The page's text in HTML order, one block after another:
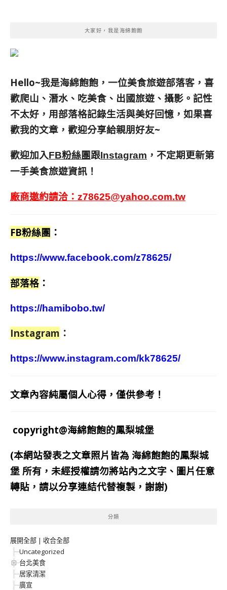
大家好，我是海綿飽飽
Hello~我是海綿飽飽，一位美食旅遊部落客， 喜
歡爬山、潛水、吃美食、出國旅遊、攝影。 記性
不太好，用部落格記錄生活與美好回憶， 如果喜
歡我的文章，歡迎分享給親朋好友~
歡迎加入FB粉絲團跟Instagram ，不定期更新第
一手美食旅遊資訊！
廠商邀約請洽： z78625@yahoo.com.tw
FB粉絲團 ：
https://www.facebook.com/z78625/
部落格 ：
https://hamibobo.tw/
Instagram ：
https://www.instagram.com/kk78625/
文章內容純屬個人心得，僅供參考！
copyright@海綿飽飽的鳳梨城堡
(本網站發表之文章照片皆為 海綿飽飽的鳳梨城
堡 所有，未經授權請勿將站內之文字、圖片任意
轉貼，請以分享連結代替複製，謝謝)
分類
展開全部 | 收合全部
Uncategorized
台北美食
居家清潔
廣宣